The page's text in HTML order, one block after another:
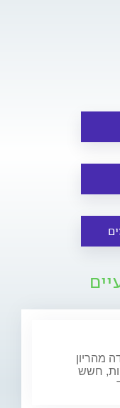
מהריון
חשש